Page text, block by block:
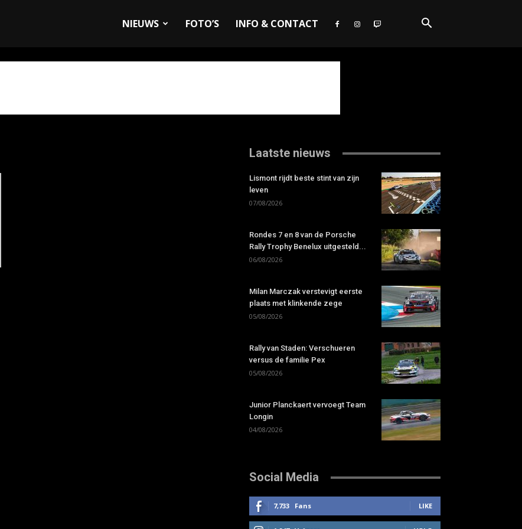
NIEUWS FOTO’S INFO & CONTACT
Laatste nieuws
Lismont rijdt beste stint van zijn
leven
07/08/2026
Rondes 7 en 8 van de Porsche
Rally Trophy Benelux uitgesteld...
06/08/2026
Milan Marczak verstevigt eerste
plaats met klinkende zege
05/08/2026
Rally van Staden: Verschueren
versus de familie Pex
05/08/2026
Junior Planckaert vervoegt Team
Longin
04/08/2026
Social Media
7,733 Fans LIKE